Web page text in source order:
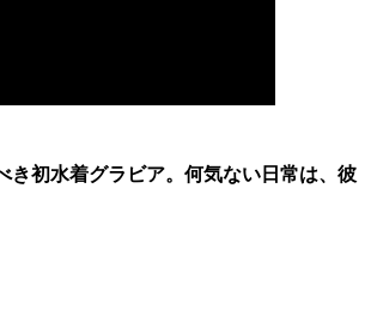
き初水着グラビア。何気ない日常は、彼